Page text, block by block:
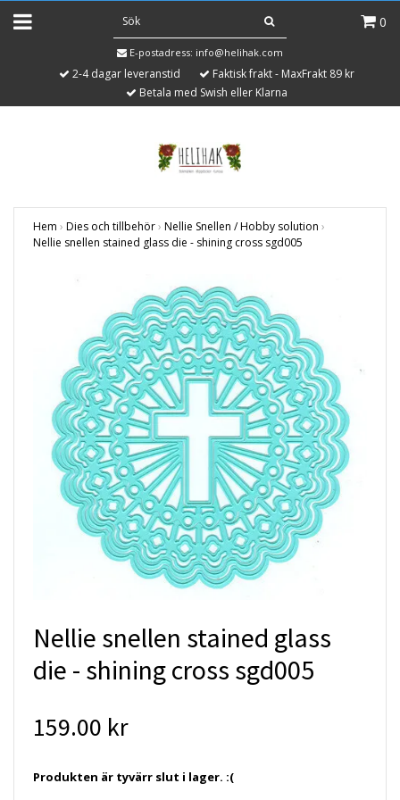
0
E-postadress: info@helihak.com
2-4 dagar leveranstid
Faktisk frakt - MaxFrakt 89 kr
Betala med Swish eller Klarna
Hem › Dies och tillbehör› Nellie Snellen / Hobby solution ›
Nellie snellen stained glass die - shining cross sgd005
Nellie snellen stained glass
die - shining cross sgd005
159.00 kr
Produkten är tyvärr slut i lager. :(